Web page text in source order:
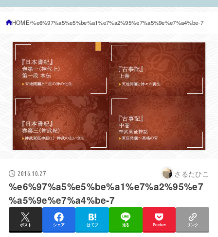
HOME %e6%97%a5%e5%be%a1%e7%a2%95%e7%a5%9e%e7%a4%be-7
2016.10.27 さるたひこ
%e6%97%a5%e5%be%a1%e7%a2%95%e7
%a5%9e%e7%a4%be-7
ポスト シェア はてブ 送る Pocket リンク